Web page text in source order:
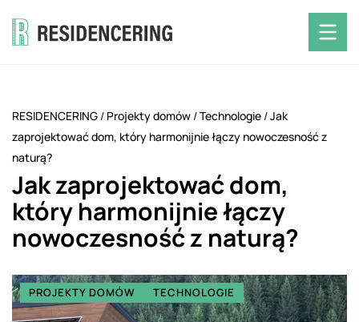
RESIDENCERING / Projekty domów /Technologie /Jak
zaprojektować dom, który harmonijnie łączy nowoczesność z
naturą?
Jak zaprojektować dom,
który harmonijnie łączy
nowoczesność z naturą?
PROJEKTY DOMÓW TECHNOLOGIE